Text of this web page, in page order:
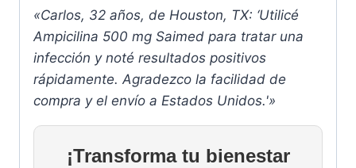
«Carlos, 32 años, de Houston, TX: ‘Utilicé
Ampicilina 500 mg Saimed para tratar una
infección y noté resultados positivos
rápidamente. Agradezco la facilidad de
compra y el envío a Estados Unidos.'»
¡Transforma tu bienestar